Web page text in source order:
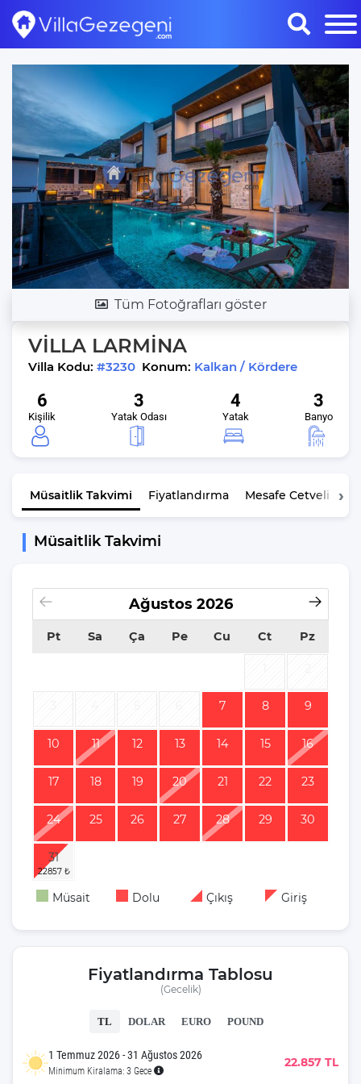
Tüm Fotoğrafları göster
VİLLA LARMİNA
Villa Kodu: #3230 Konum: Kalkan / Kördere
6
Kişilik
3
Yatak Odası
4
Yatak
3
Banyo
Müsaitlik Takvimi Fiyatlandırma Mesafe Cetveli
Müsaitlik Takvimi
Ağustos 2026
Pt Sa Ça Pe Cu Ct Pz
7 8 9
10 11 12 13 14 15 16
17 18 19 20 21 22 23
24 25 26 27 28 29 30
31
Müsait Dolu Çıkış Giriş
Fiyatlandırma Tablosu
(Gecelik)
TL DOLAR EURO POUND
1 Temmuz 2026 - 31 Ağustos 2026
Minimum Kiralama: 3 Gece
22.857 TL